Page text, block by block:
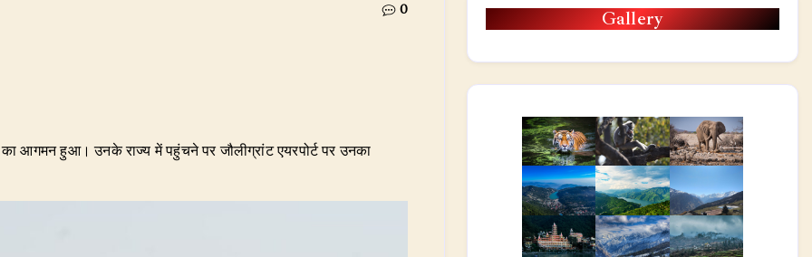
0
का आगमन हुआ। उनके राज्य में पहुंचने पर जौलीग्रांट एयरपोर्ट पर उनका
Gallery